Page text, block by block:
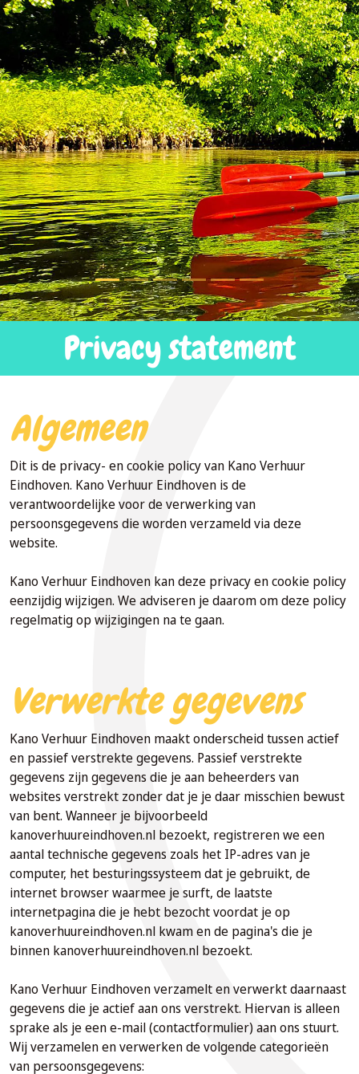
Privacy statement
Algemeen
Dit is de privacy- en cookie policy van Kano Verhuur
Eindhoven. Kano Verhuur Eindhoven is de
verantwoordelijke voor de verwerking van
persoonsgegevens die worden verzameld via deze
website.
Kano Verhuur Eindhoven kan deze privacy en cookie policy
eenzijdig wijzigen. We adviseren je daarom om deze policy
regelmatig op wijzigingen na te gaan.
Verwerkte gegevens
Kano Verhuur Eindhoven maakt onderscheid tussen actief
en passief verstrekte gegevens. Passief verstrekte
gegevens zijn gegevens die je aan beheerders van
websites verstrekt zonder dat je je daar misschien bewust
van bent. Wanneer je bijvoorbeeld
kanoverhuureindhoven.nl bezoekt, registreren we een
aantal technische gegevens zoals het IP-adres van je
computer, het besturingssysteem dat je gebruikt, de
internet browser waarmee je surft, de laatste
internetpagina die je hebt bezocht voordat je op
kanoverhuureindhoven.nl kwam en de pagina's die je
binnen kanoverhuureindhoven.nl bezoekt.
Kano Verhuur Eindhoven verzamelt en verwerkt daarnaast
gegevens die je actief aan ons verstrekt. Hiervan is alleen
sprake als je een e-mail (contactformulier) aan ons stuurt.
Wij verzamelen en verwerken de volgende categorieën
van persoonsgegevens: